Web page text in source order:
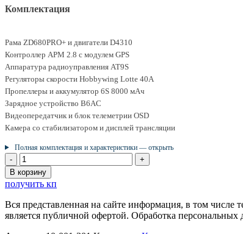
Комплектация
Рама ZD680PRO+ и двигатели D4310
Контроллер APM 2.8 с модулем GPS
Аппаратура радиоуправления AT9S
Регуляторы скорости Hobbywing Lotte 40А
Пропеллеры и аккумулятор 6S 8000 мАч
Зарядное устройство B6AC
Видеопередатчик и блок телеметрии OSD
Камера со стабилизатором и дисплей трансляции
Полная комплектация и характеристики — открыть
Количество
товара
Набор
для
сборки
дрона
ZD680PRO+
В корзину
получить кп
Вся представленная на сайте информация, в том числе
является публичной офертой. Обработка